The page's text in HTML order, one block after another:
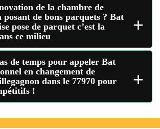
de la chambre de
de bons parquets ? Bat
pose de parquet c’est la
ce milieu
+
de temps pour appeler Bat
en changement de
dans le 77970 pour
!
+